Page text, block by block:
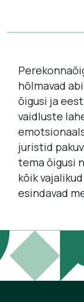
hõlmavad
õigusi ja
vaidluste
juristid
tema õigusi
kõik
esindavad